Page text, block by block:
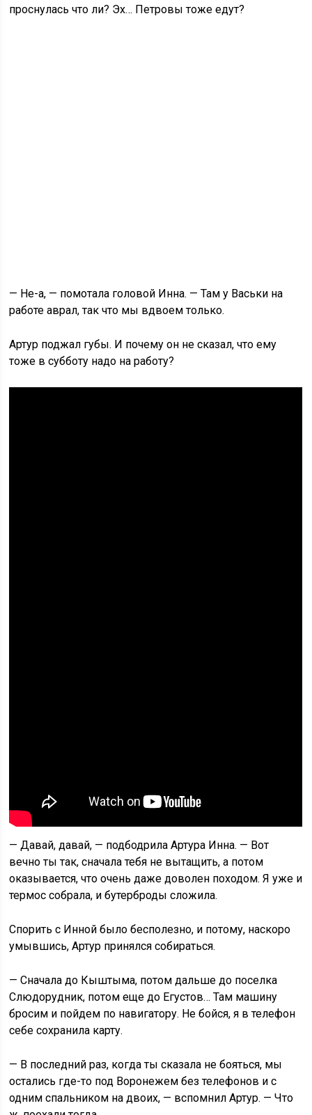
проснулась что ли? Эх… Петровы тоже едут?
— Не-а, — помотала головой Инна. — Там у Васьки на
работе аврал, так что мы вдвоем только.
Артур поджал губы. И почему он не сказал, что ему
тоже в субботу надо на работу?
— Давай, давай, — подбодрила Артура Инна. — Вот
вечно ты так, сначала тебя не вытащить, а потом
оказывается, что очень даже доволен походом. Я уже и
термос собрала, и бутерброды сложила.
Спорить с Инной было бесполезно, и потому, наскоро
умывшись, Артур принялся собираться.
— Сначала до Кыштыма, потом дальше до поселка
Слюдорудник, потом еще до Егустов… Там машину
бросим и пойдем по навигатору. Не бойся, я в телефон
себе сохранила карту.
— В последний раз, когда ты сказала не бояться, мы
остались где-то под Воронежем без телефонов и с
одним спальником на двоих, — вспомнил Артур. — Что